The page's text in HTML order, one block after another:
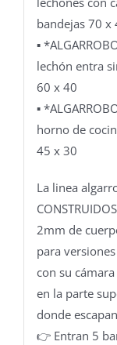
bandejas 70 x
▪️
lechón entra
60 x 40
▪️
horno de
45 x 30
La linea
2mm de
para
con su
en la parte
donde
👉 Entran 5